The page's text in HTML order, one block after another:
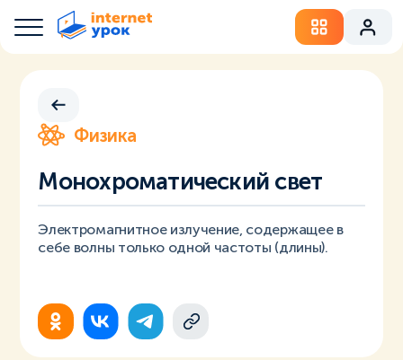
Физика
Монохроматический свет
Электромагнитное излучение, содержащее в
себе волны только одной частоты (длины).